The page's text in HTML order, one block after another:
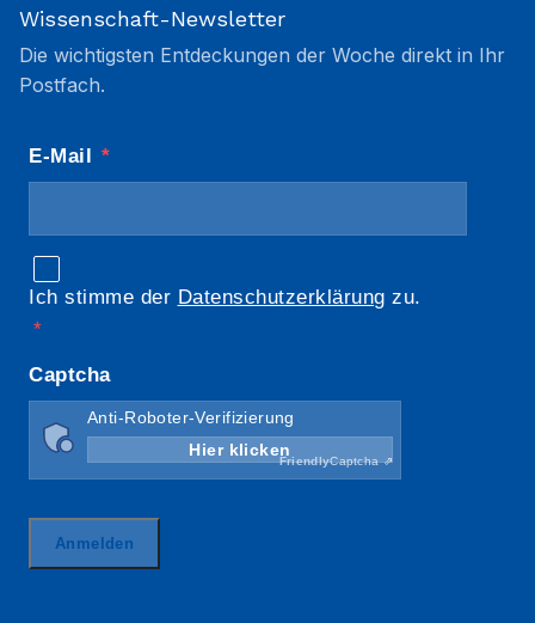
Wissenschaft-Newsletter
Die wichtigsten Entdeckungen der Woche direkt in Ihr
Postfach.